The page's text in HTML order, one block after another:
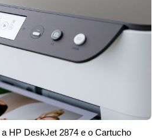
HP DeskJet 2874 e o Cartucho